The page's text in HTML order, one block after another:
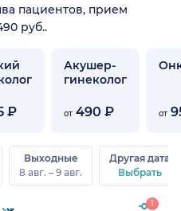
пациентов, прием
руб..
₽
Акушер-
гинеколог
от 490 ₽ от
Выходные
8 авг. – 9 авг.
Другая дата
Выбрать
1